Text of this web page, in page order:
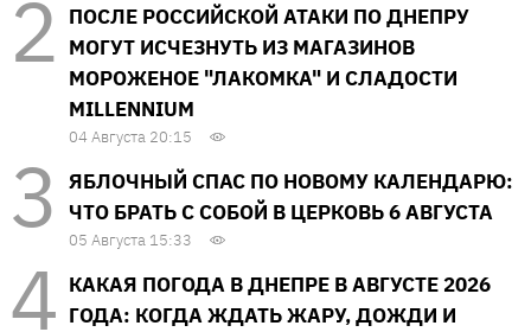
ПОСЛЕ РОССИЙСКОЙ АТАКИ ПО ДНЕПРУ
МОГУТ ИСЧЕЗНУТЬ ИЗ МАГАЗИНОВ
МОРОЖЕНОЕ "ЛАКОМКА" И СЛАДОСТИ
MILLENNIUM
04 Августа 20:15
ЯБЛОЧНЫЙ СПАС ПО НОВОМУ КАЛЕНДАРЮ:
ЧТО БРАТЬ С СОБОЙ В ЦЕРКОВЬ 6 АВГУСТА
05 Августа 15:33
КАКАЯ ПОГОДА В ДНЕПРЕ В АВГУСТЕ 2026
ГОДА: КОГДА ЖДАТЬ ЖАРУ, ДОЖДИ И